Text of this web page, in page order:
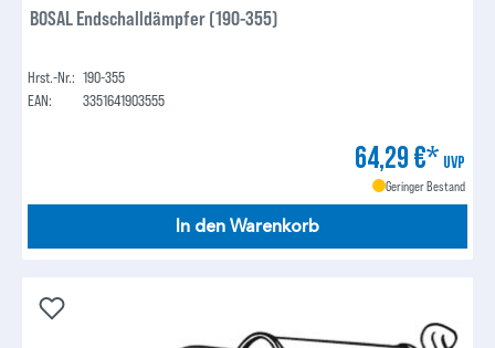
BOSAL Endschalldämpfer (190-355)
Hrst.-Nr.: 190-355
EAN:
3351641903555
64,29 €* UVP
Geringer Bestand
In den Warenkorb